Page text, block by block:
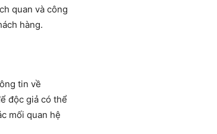
quan và công
hàng.
tin về
độc giả có thể
mối quan hệ